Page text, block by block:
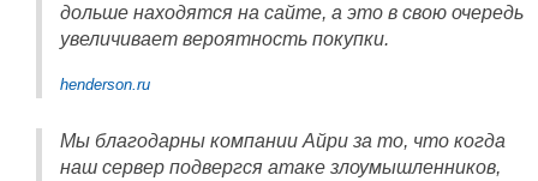
дольше находятся на сайте, а это в свою очередь
увеличивает вероятность покупки.
henderson.ru
Мы благодарны компании Айри за то, что когда
наш сервер подвергся атаке злоумышленников,